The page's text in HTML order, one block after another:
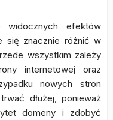
widocznych efektów
się znacznie różnić w
wszystkim zależy
internetowej oraz
nowych stron
dłużej, ponieważ
domeny i zdobyć